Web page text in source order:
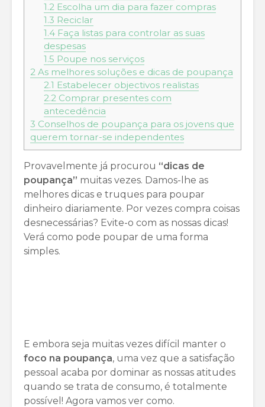
1.2Escolha um dia para fazer compras
1.3 Reciclar
1.4Faça listas para controlar as suas
despesas
1.5 Poupe nos serviços
2 As melhores soluções e dicas de poupança
2.1 Estabelecer objectivos realistas
2.2Comprar presentes com
antecedência
3 Conselhos de poupança para os jovens que
querem tornar-se independentes
Provavelmente já procurou “dicas de
poupança” muitas vezes. Damos-lhe as
melhores dicas e truques para poupar
dinheiro diariamente. Por vezes compra coisas
desnecessárias? Evite-o com as nossas dicas!
Verá como pode poupar de uma forma
simples.
E embora seja muitas vezes difícil manter o
foco na poupança, uma vez que a satisfação
pessoal acaba por dominar as nossas atitudes
quando se trata de consumo, é totalmente
possível! Agora vamos ver como.